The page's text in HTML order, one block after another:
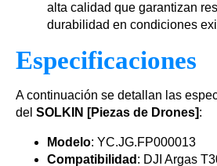
alta calidad que garantizan
durabilidad en condiciones
Especificaciones
A continuación se detallan las
del SOLKIN [Piezas de Drones]:
Modelo: YC.JG.FP000013
Compatibilidad : DJI Argas